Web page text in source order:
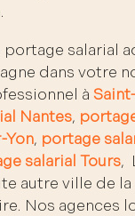
.
salarial
dans votre
à
Nantes,
Yon, portage
salarial Tours,
autre ville de
Nos agences